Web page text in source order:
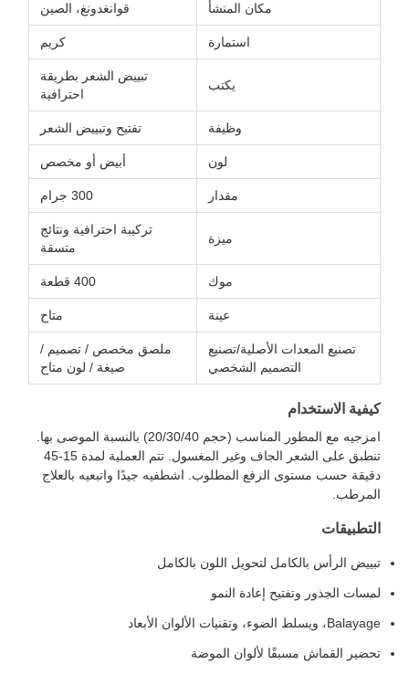
مكان المنشأ قوانغدونغ، الصين
استمارة كريم
يكتب
تبييض الشعر بطريقة
احترافية
وظيفة تفتيح وتبييض الشعر
لون أبيض أو مخصص
مقدار 300 جرام
ميزة
تركيبة احترافية ونتائج
متسقة
موك 400 قطعة
عينة متاح
تصنيع المعدات الأصلية/تصنيع
التصميم الشخصي
ملصق مخصص / تصميم /
صيغة / لون متاح
كيفية الاستخدام
امزجيه مع المطور المناسب (حجم 20/30/40) بالنسبة الموصى بها.
تنطبق على الشعر الجاف وغير المغسول. تتم العملية لمدة 15-45
دقيقة حسب مستوى الرفع المطلوب. اشطفيه جيدًا واتبعيه بالعلاج
المرطب.
التطبيقات
تبييض الرأس بالكامل لتحويل اللون بالكامل
لمسات الجذور وتفتيح إعادة النمو
Balayage، ويسلط الضوء، وتقنيات الألوان الأبعاد
تحضير القماش مسبقًا لألوان الموضة